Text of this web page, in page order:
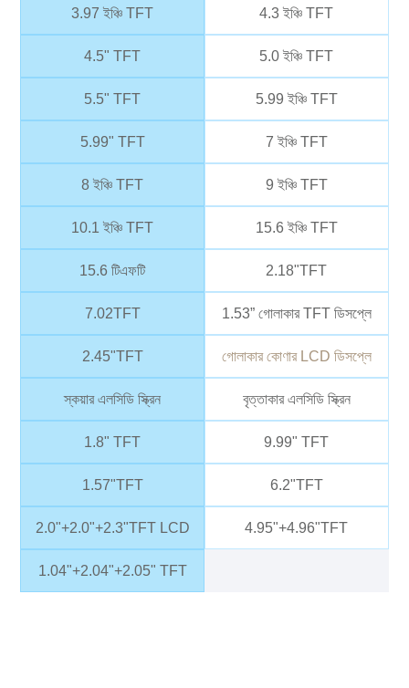
3.97 ইঞ্চি TFT 4.3 ইঞ্চি TFT
4.5" TFT 5.0 ইঞ্চি TFT
5.5" TFT 5.99 ইঞ্চি TFT
5.99" TFT 7 ইঞ্চি TFT
8 ইঞ্চি TFT 9 ইঞ্চি TFT
10.1 ইঞ্চি TFT 15.6 ইঞ্চি TFT
15.6 টিএফটি 2.18"TFT
7.02TFT 1.53” গোলাকার TFT ডিসপ্লে
2.45"TFT গোলাকার কোণার LCD ডিসপ্লে
স্কয়ার এলসিডি স্ক্রিন বৃত্তাকার এলসিডি স্ক্রিন
1.8" TFT 9.99" TFT
1.57"TFT 6.2"TFT
2.0"+2.0"+2.3"TFT LCD 4.95"+4.96"TFT
1.04"+2.04"+2.05" TFT